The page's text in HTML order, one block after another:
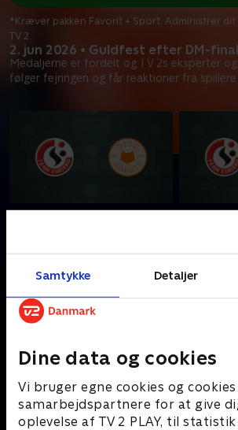
Samtykke Detaljer
Dine data og cookies
Vi bruger egne cookies og
samarbejdspartnere for at give
oplevelse af TV 2 PLAY, til
2. jun 2026 • Guldfest efter DM-
Medaljerne er fordelt og TV 2s eksperter
følger fejringen og får reaktioner fra
*Kræver pakken Favorit + Sport. Administrer
TV 2.
følger fejringen og får
reaktioner fra spillere og
trænere i studiet.
2. juni 2026 • 38 min
tørner
Andre så også